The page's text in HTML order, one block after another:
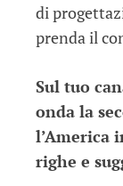
di
prenda il
Sul tuo
onda la
l’America
righe e